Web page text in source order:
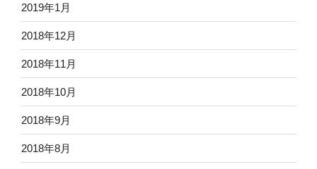
2019年1月
2018年12月
2018年11月
2018年10月
2018年9月
2018年8月